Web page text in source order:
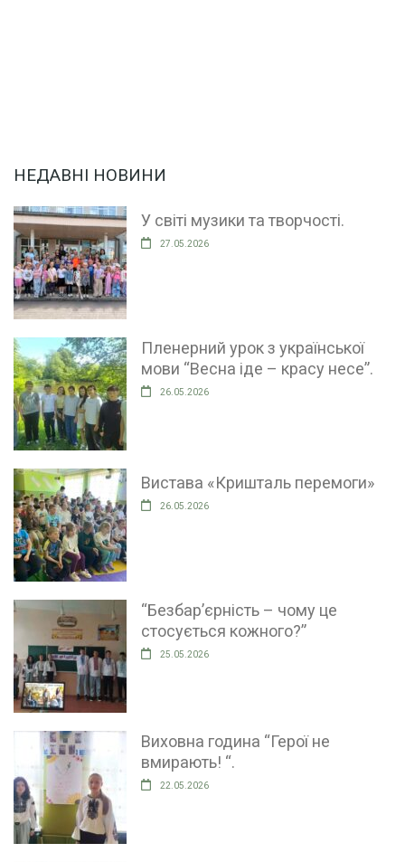
НЕДАВНІ НОВИНИ
У світі музики та творчості.
27.05.2026
Пленерний урок з української
мови “Весна іде – красу несе”.
26.05.2026
Вистава «Кришталь перемоги»
26.05.2026
“Безбар’єрність – чому це
стосується кожного?”
25.05.2026
Виховна година “Герої не
вмирають! “.
22.05.2026